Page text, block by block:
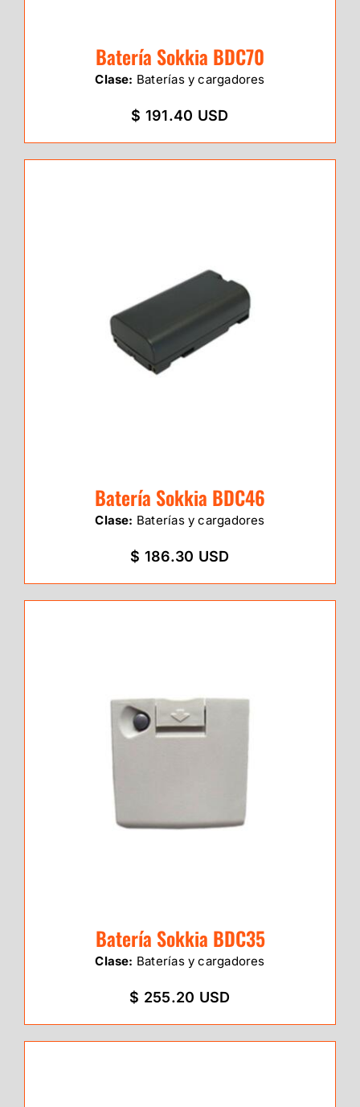
Batería Sokkia BDC70
Clase: Baterías y cargadores
$ 191.40 USD
Batería Sokkia BDC46
Clase: Baterías y cargadores
$ 186.30 USD
Batería Sokkia BDC35
Clase: Baterías y cargadores
$ 255.20 USD